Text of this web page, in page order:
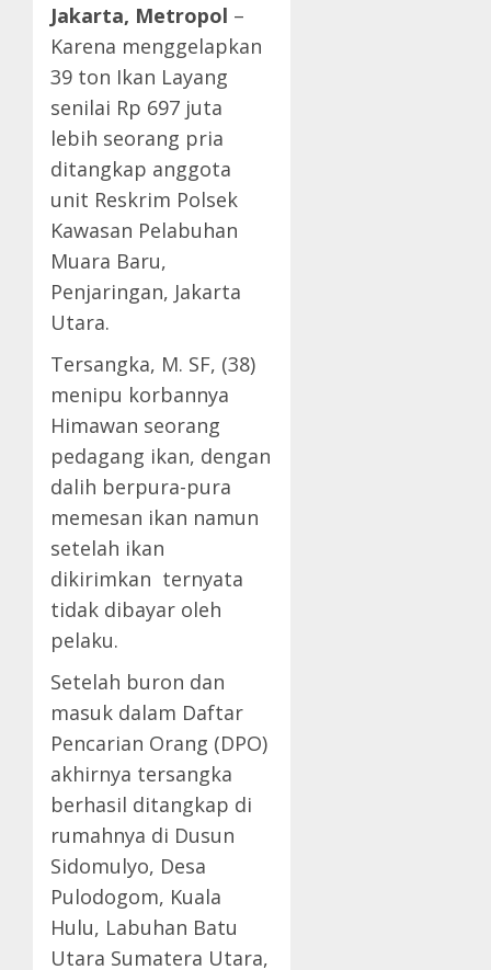
Jakarta, Metropol –
Karena menggelapkan
39 ton Ikan Layang
senilai Rp 697 juta
lebih seorang pria
ditangkap anggota
unit Reskrim Polsek
Kawasan Pelabuhan
Muara Baru,
Penjaringan, Jakarta
Utara.
Tersangka, M. SF, (38)
menipu korbannya
Himawan seorang
pedagang ikan, dengan
dalih berpura-pura
memesan ikan namun
setelah ikan
dikirimkan ternyata
tidak dibayar oleh
pelaku.
Setelah buron dan
masuk dalam Daftar
Pencarian Orang (DPO)
akhirnya tersangka
berhasil ditangkap di
rumahnya di Dusun
Sidomulyo, Desa
Pulodogom, Kuala
Hulu, Labuhan Batu
Utara Sumatera Utara,